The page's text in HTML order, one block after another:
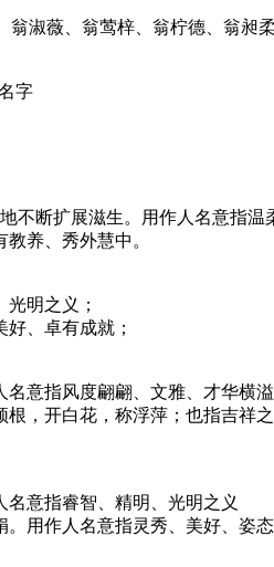
淑薇、翁莺梓、翁柠德、翁昶
断扩展滋生。用作人名意指温
养、秀外慧中。
明之义；
、卓有成就；
意指风度翩翩、文雅、才华横溢
，开白花，称浮萍；也指吉祥
意指睿智、精明、光明之义
用作人名意指灵秀、美好、姿态